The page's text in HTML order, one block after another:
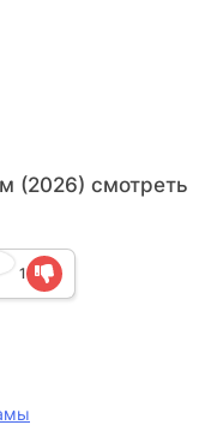
(2026) смотреть
1